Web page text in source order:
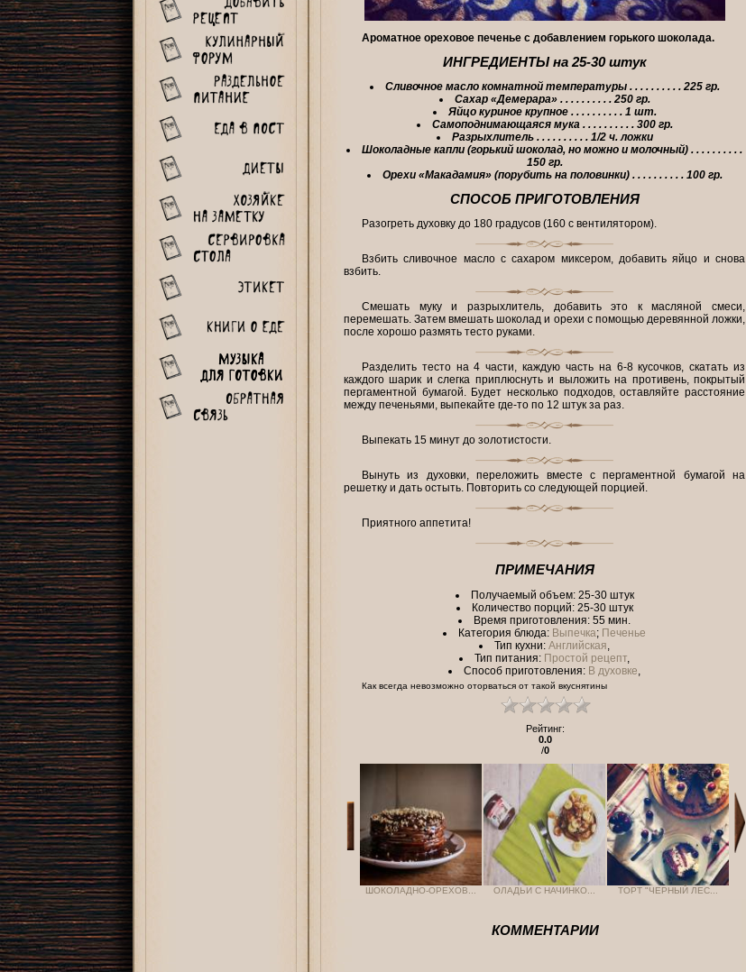
Ароматное ореховое печенье с добавлением горького шоколада.
ИНГРЕДИЕНТЫ на 25-30 штук
Сливочное масло комнатной температуры. . . . . . . . . . 225 гр.
Сахар «Демерара». . . . . . . . . . 250 гр.
Яйцо куриное крупное. . . . . . . . . . 1 шт.
Самоподнимающаяся мука. . . . . . . . . . 300 гр.
Разрыхлитель. . . . . . . . . . 1/2 ч. ложки
Шоколадные капли (горький шоколад, но можно и молочный) . . . . . . . . . .
150 гр.
Орехи «Макадамия» (порубить на половинки). . . . . . . . . . 100 гр.
СПОСОБ ПРИГОТОВЛЕНИЯ
Разогреть духовку до 180 градусов (160 с вентилятором).
Взбить сливочное масло с сахаром миксером, добавить яйцо и снова
взбить.
Смешать муку и разрыхлитель, добавить это к масляной смеси,
перемешать. Затем вмешать шоколад и орехи с помощью деревянной ложки,
после хорошо размять тесто руками.
Разделить тесто на 4 части, каждую часть на 6-8 кусочков, скатать из
каждого шарик и слегка приплюснуть и выложить на противень, покрытый
пергаментной бумагой. Будет несколько подходов, оставляйте расстояние
между печеньями, выпекайте где-то по 12 штук за раз.
Выпекать 15 минут до золотистости.
Вынуть из духовки, переложить вместе с пергаментной бумагой на
решетку и дать остыть. Повторить со следующей порцией.
Приятного аппетита!
ПРИМЕЧАНИЯ
Получаемый объем: 25-30 штук
Количество порций: 25-30 штук
Время приготовления: 55 мин.
Категория блюда: Выпечка; Печенье
Тип кухни: Английская
Тип питания: Простой рецепт
Способ приготовления: В духовке
Как всегда невозможно оторваться от такой вкуснятины
Рейтинг:
0.0
/0
ШОКОЛАДНО-ОРЕХОВ... ОЛАДЬИ С НАЧИНКО... ТОРТ "ЧЕРНЫЙ ЛЕС...
КОММЕНТАРИИ